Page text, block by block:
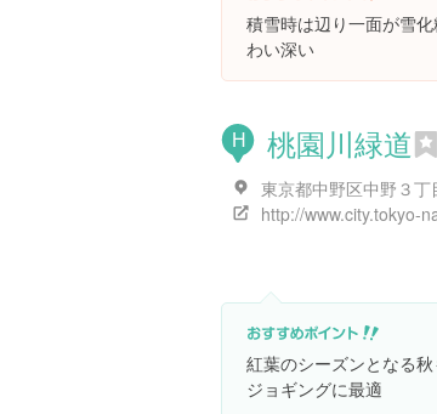
積雪時は辺り一面が雪
わい深い
H 桃園川緑道
東京都中野区中野３丁
紅葉のシーズンとなる
ジョギングに最適